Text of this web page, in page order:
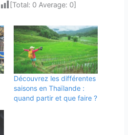
[Total: 0 Average: 0
Découvrez les différentes
saisons en Thaïlande :
quand partir et que faire ?